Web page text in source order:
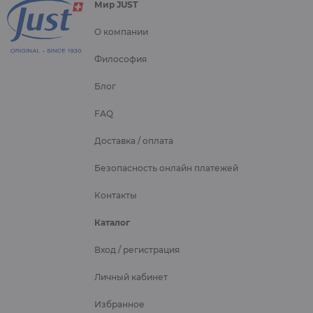
Мир JUST
О компании
Философия
Блог
FAQ
Доставка / оплата
Безопасность онлайн платежей
Контакты
Каталог
Вход / регистрация
Личный кабинет
Избранное